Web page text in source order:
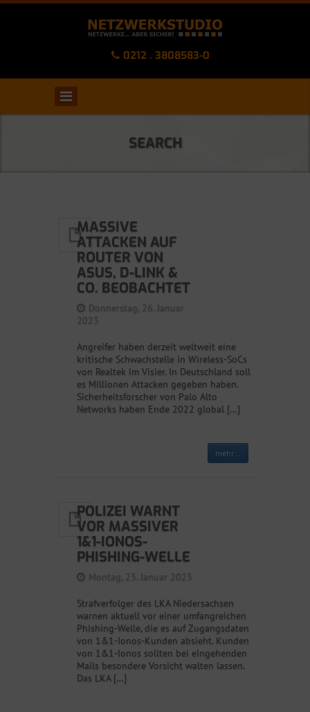
0212 . 3808583-0
SEARCH
MASSIVE
ATTACKEN AUF
ROUTER VON
ASUS, D-LINK &
CO. BEOBACHTET
Donnerstag, 26. Januar
2023
Angreifer haben derzeit weltweit eine
kritische Schwachstelle in Wireless-SoCs
von Realtek im Visier. In Deutschland soll
es Millionen Attacken gegeben haben.
Sicherheitsforscher von Palo Alto
Networks haben Ende 2022 global […]
mehr...
POLIZEI WARNT
VOR MASSIVER
1&1-IONOS-
PHISHING-WELLE
Montag, 23. Januar 2023
Strafverfolger des LKA Niedersachsen
warnen aktuell vor einer umfangreichen
Phishing-Welle, die es auf Zugangsdaten
von 1&1-Ionos-Kunden absieht. Kunden
von 1&1-Ionos sollten bei eingehenden
Mails besondere Vorsicht walten lassen.
Das LKA […]